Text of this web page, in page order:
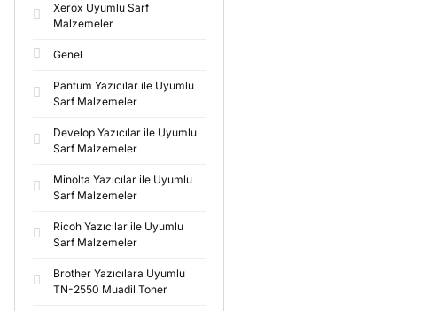
Xerox Uyumlu Sarf
Malzemeler
Genel
Pantum Yazıcılar ile Uyumlu
Sarf Malzemeler
Develop Yazıcılar ile Uyumlu
Sarf Malzemeler
Minolta Yazıcılar ile Uyumlu
Sarf Malzemeler
Ricoh Yazıcılar ile Uyumlu
Sarf Malzemeler
Brother Yazıcılara Uyumlu
TN-2550 Muadil Toner